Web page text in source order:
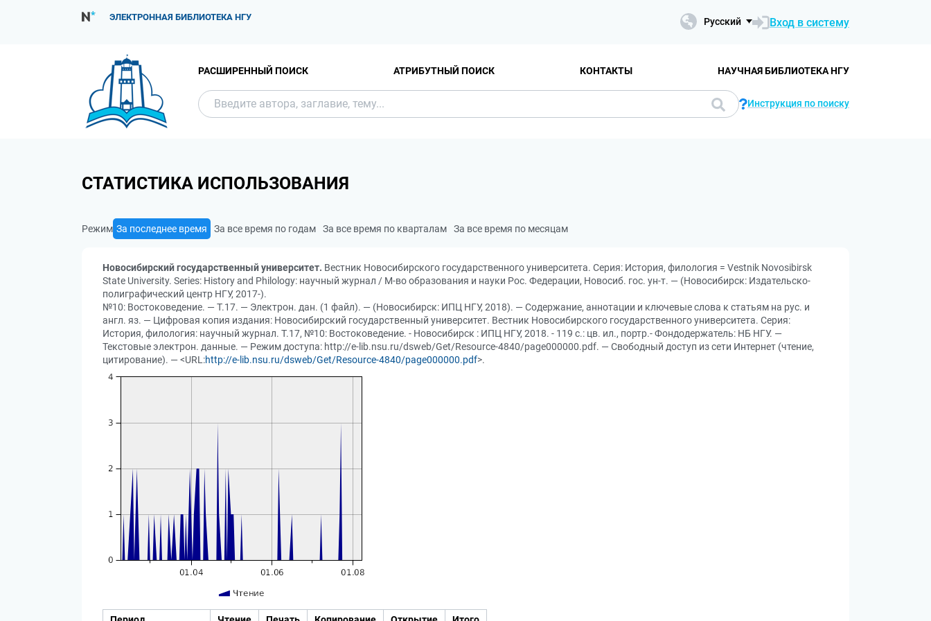
ЭЛЕКТРОННАЯ БИБЛИОТЕКА НГУ Русский Вход в систему
РАСШИРЕННЫЙ ПОИСК АТРИБУТНЫЙ ПОИСК КОНТАКТЫ НАУЧНАЯ БИБЛИОТЕКА НГУ
Инструкция по поиску
СТАТИСТИКА ИСПОЛЬЗОВАНИЯ
Режим За последнее время За все время по годам За все время по кварталам За все время по месяцам
Новосибирский государственный университет. Вестник Новосибирского государственного университета. Серия: История, филология = Vestnik Novosibirsk
State University. Series: History and Philology: научный журнал / М-во образования и науки Рос. Федерации, Новосиб. гос. ун-т. — (Новосибирск: Издательско-
полиграфический центр НГУ, 2017-).
№10: Востоковедение. — Т.17. — Электрон. дан. (1 файл). — (Новосибирск: ИПЦ НГУ, 2018). — Содержание, аннотации и ключевые слова к статьям на рус. и
англ. яз. — Цифровая копия издания: Новосибирский государственный университет. Вестник Новосибирского государственного университета. Серия:
История, филология: научный журнал. Т.17, №10: Востоковедение. - Новосибирск : ИПЦ НГУ, 2018. - 119 с.: цв. ил., портр.- Фондодержатель: НБ НГУ. —
Текстовые электрон. данные. — Режим доступа: http://e-lib.nsu.ru/dsweb/Get/Resource-4840/page000000.pdf. — Свободный доступ из сети Интернет (чтение,
цитирование). — <URL:http://e-lib.nsu.ru/dsweb/Get/Resource-4840/page000000.pdf>.